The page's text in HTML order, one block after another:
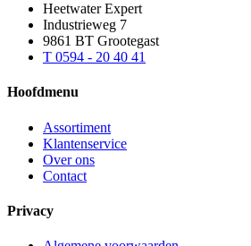
Heetwater Expert
Industrieweg 7
9861 BT Grootegast
T 0594 - 20 40 41
Hoofdmenu
Assortiment
Klantenservice
Over ons
Contact
Privacy